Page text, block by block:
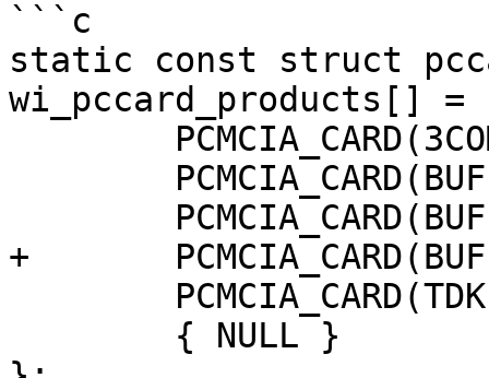
```c
static const struct
wi_pccard_products[] =
+	PCMCIA_CARD(BUFFALO, WLI_CF2_S11G, 0),